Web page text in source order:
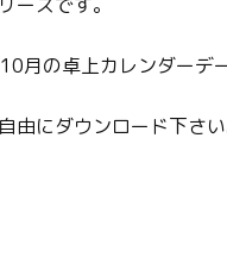
月の卓上カレンダーデ
由にダウンロード下さい